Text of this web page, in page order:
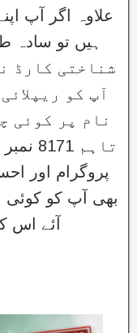
علاوہ اگر آپ
شناختی کارڈ
آپ کو
نام پر کوئی
تاہم
پروگرام اور
آئے اس